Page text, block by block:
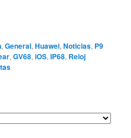
,General,Huawei,Noticias, P9
,GV68,iOS,IP68, Reloj